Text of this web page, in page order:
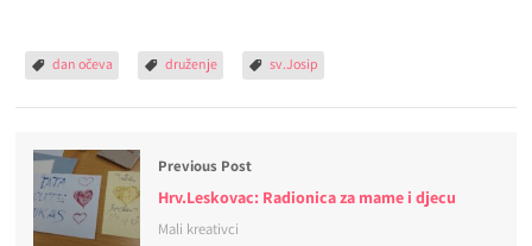
dan očeva druženje sv.Josip
Previous Post
Hrv.Leskovac: Radionica za mame i djecu
Mali kreativci